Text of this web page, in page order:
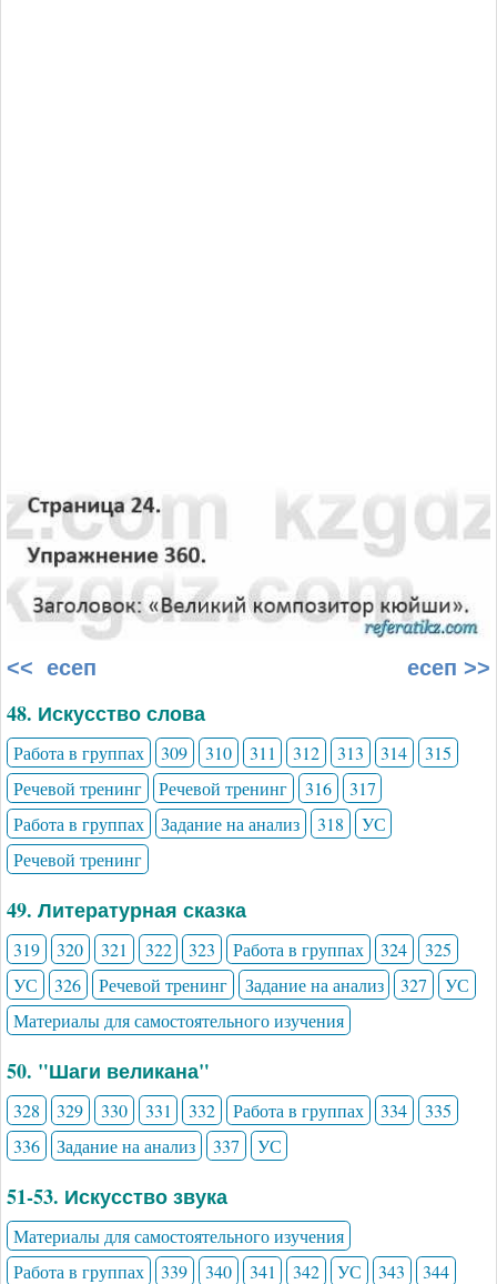
<< есеп есеп >>
48. Искусство слова
Работа в группах 309 310 311 312 313 314
315
Речевой тренинг
Речевой тренинг 316
317
Работа в группах
Задание на анализ 318
УС
Речевой тренинг
49. Литературная сказка
319 320 321 322 323 Работа в группах 324
325
УС
326 Речевой тренинг Задание на анализ 327
УС
Материалы для самостоятельного изучения
50. "Шаги великана"
328 329 330 331 332 Работа в группах 334
335
336
Задание на анализ 337 УС
51-53. Искусство звука
Материалы для самостоятельного изучения
Работа в группах
339 340 341 342 УС 343
344